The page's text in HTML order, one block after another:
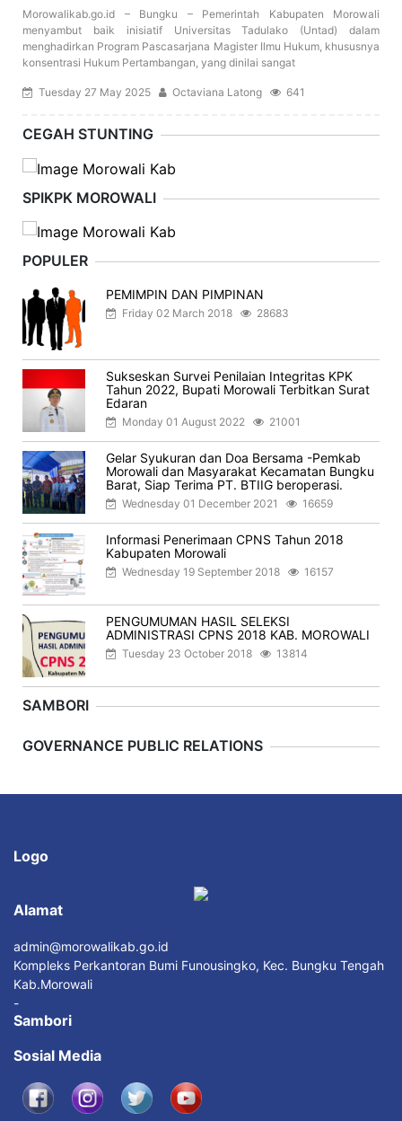
Morowalikab.go.id – Bungku – Pemerintah Kabupaten Morowali
menyambut baik inisiatif Universitas Tadulako (Untad) dalam
menghadirkan Program Pascasarjana Magister Ilmu Hukum, khususnya
konsentrasi Hukum Pertambangan, yang dinilai sangat
Tuesday 27 May 2025 Octaviana Latong 641
CEGAH STUNTING
SPIKPK MOROWALI
POPULER
PEMIMPIN DAN PIMPINAN
Friday 02 March 2018 28683
Sukseskan Survei Penilaian Integritas KPK
Tahun 2022, Bupati Morowali Terbitkan Surat
Edaran
Monday 01 August 2022 21001
Gelar Syukuran dan Doa Bersama -Pemkab
Morowali dan Masyarakat Kecamatan Bungku
Barat, Siap Terima PT. BTIIG beroperasi.
Wednesday 01 December 2021 16659
Informasi Penerimaan CPNS Tahun 2018
Kabupaten Morowali
Wednesday 19 September 2018 16157
PENGUMUMAN HASIL SELEKSI
ADMINISTRASI CPNS 2018 KAB. MOROWALI
Tuesday 23 October 2018 13814
SAMBORI
Previous
GOVERNANCE PUBLIC RELATIONS
Logo
Alamat
admin@morowalikab.go.id
Kompleks Perkantoran Bumi Funousingko, Kec. Bungku Tengah
Kab.Morowali
-
Sambori
Sosial Media